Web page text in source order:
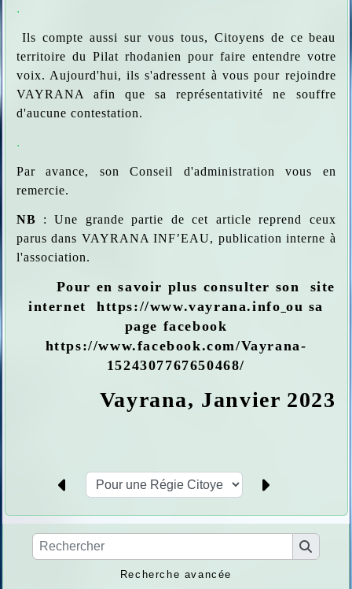
Recherche avancée
.
Ils compte aussi sur vous tous, Citoyens de ce beau
territoire du Pilat rhodanien pour faire entendre votre
voix. Aujourd'hui, ils s'adressent à vous pour rejoindre
VAYRANA afin que sa représentativité ne souffre
d'aucune contestation.
.
Par avance, son Conseil d'administration vous en
remercie.
NB : Une grande partie de cet article reprend ceux
parus dans VAYRANA INF’EAU, publication interne à
l'association.
Pour en savoir plus consulter son site
internet https://www.vayrana.info ou sa
page facebook
https://www.facebook.com/Vayrana-
1524307767650468/
Vayrana, Janvier 2023